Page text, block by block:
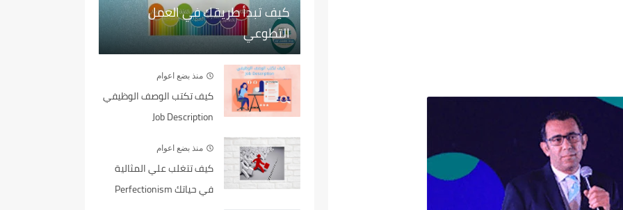
كيف تبدأ طريقك في العمل
التطوعي
منذ بضع اعوام
كيف تكتب الوصف الوظيفي
Job Description
منذ بضع اعوام
كيف تتغلب علي المثالية
في حياتك Perfectionism